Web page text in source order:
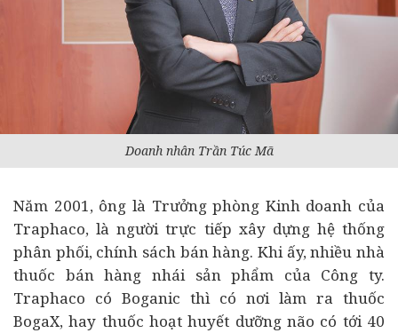
Doanh nhân Trần Túc Mã
Năm 2001, ông là Trưởng phòng Kinh doanh của
Traphaco, là người trực tiếp xây dựng hệ thống
phân phối, chính sách bán hàng. Khi ấy, nhiều nhà
thuốc bán hàng nhái sản phẩm của Công ty.
Traphaco có Boganic thì có nơi làm ra thuốc
BogaX, hay thuốc hoạt huyết dưỡng não có tới 40